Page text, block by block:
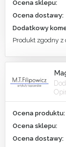
Ocena sklepu:
Ocena dostawy:
Dodatkowy
Produkt zgodny z
Ocena produktu:
Ocena sklepu:
Ocena dostawy: